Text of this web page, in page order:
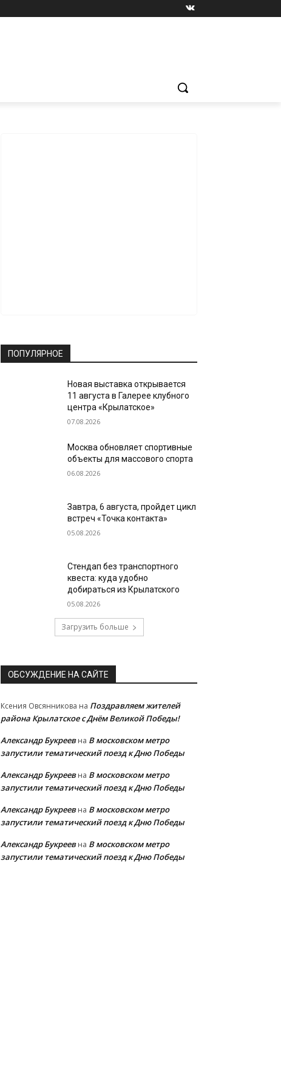
ПОПУЛЯРНОЕ
Новая выставка открывается
11 августа в Галерее клубного
центра «Крылатское»
07.08.2026
Москва обновляет спортивные
объекты для массового спорта
06.08.2026
Завтра, 6 августа, пройдет цикл
встреч «Точка контакта»
05.08.2026
Стендап без транспортного
квеста: куда удобно
добираться из Крылатского
05.08.2026
Загрузить больше
ОБСУЖДЕНИЕ НА САЙТЕ
Ксения Овсянникова на Поздравляем жителей
района Крылатское с Днём Великой Победы!
Александр Букреевна В московском метро
запустили тематический поезд к Дню Победы
Александр Букреевна В московском метро
запустили тематический поезд к Дню Победы
Александр Букреевна В московском метро
запустили тематический поезд к Дню Победы
Александр Букреевна В московском метро
запустили тематический поезд к Дню Победы